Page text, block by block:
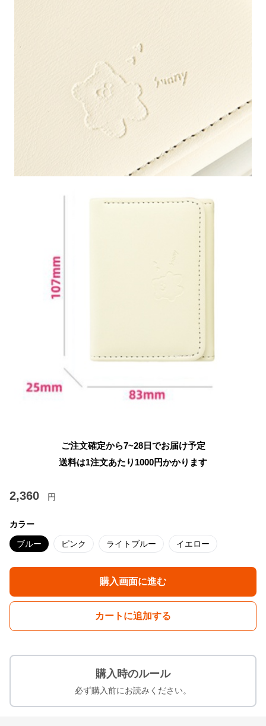
ご注文確定から7~28日でお届け予定
送料は1注文あたり 1000円かかります
2,360 円
カラー
ブルー ピンク ライトブルー イエロー
購入画面に進む
カートに追加する
購入時のルール
必ず購入前にお読みください。